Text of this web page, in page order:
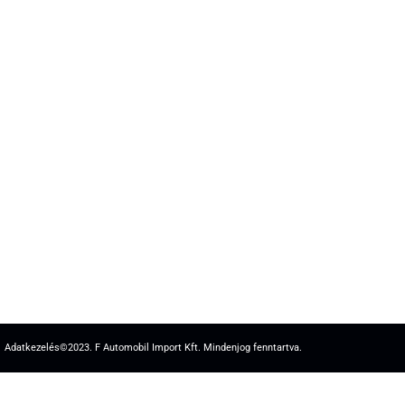
Adatkezelés©2023. F Automobil Import Kft. Mindenjog fenntartva.